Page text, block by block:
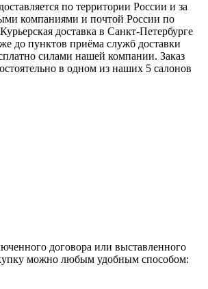
по территории России и за
компаниями и почтой России по
доставка в Санкт-Петербурге
до пунктов приёма служб доставки
силами нашей компании. Заказ
в одном из наших 5 салонов
договора или выставленного
можно любым удобным способом: